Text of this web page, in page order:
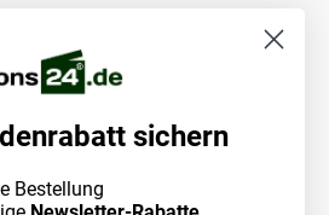
sichern
Bestellung